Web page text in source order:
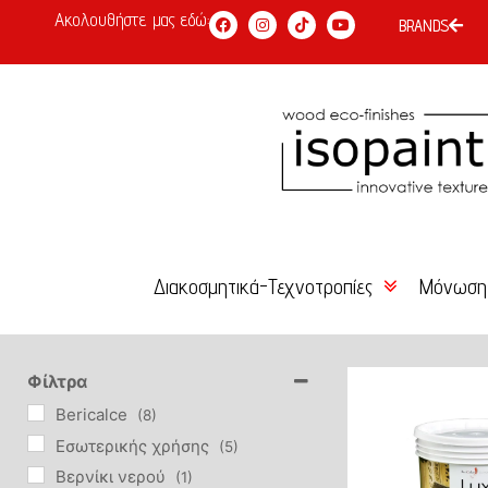
Ακολουθήστε μας εδώ: BRANDS
Διακοσμητικά-Τεχνοτροπίες
Είδη Επιχρύσωσης –
Αγιογραφίας
Βερνίκια-Κεριά-Πατίνες
Φίλτρα
Bericalce (8)
Eσωτερικής χρήσης (5)
Βερνίκι νερού (1)